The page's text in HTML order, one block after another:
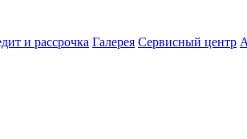
и рассрочка Галерея Сервисный центр